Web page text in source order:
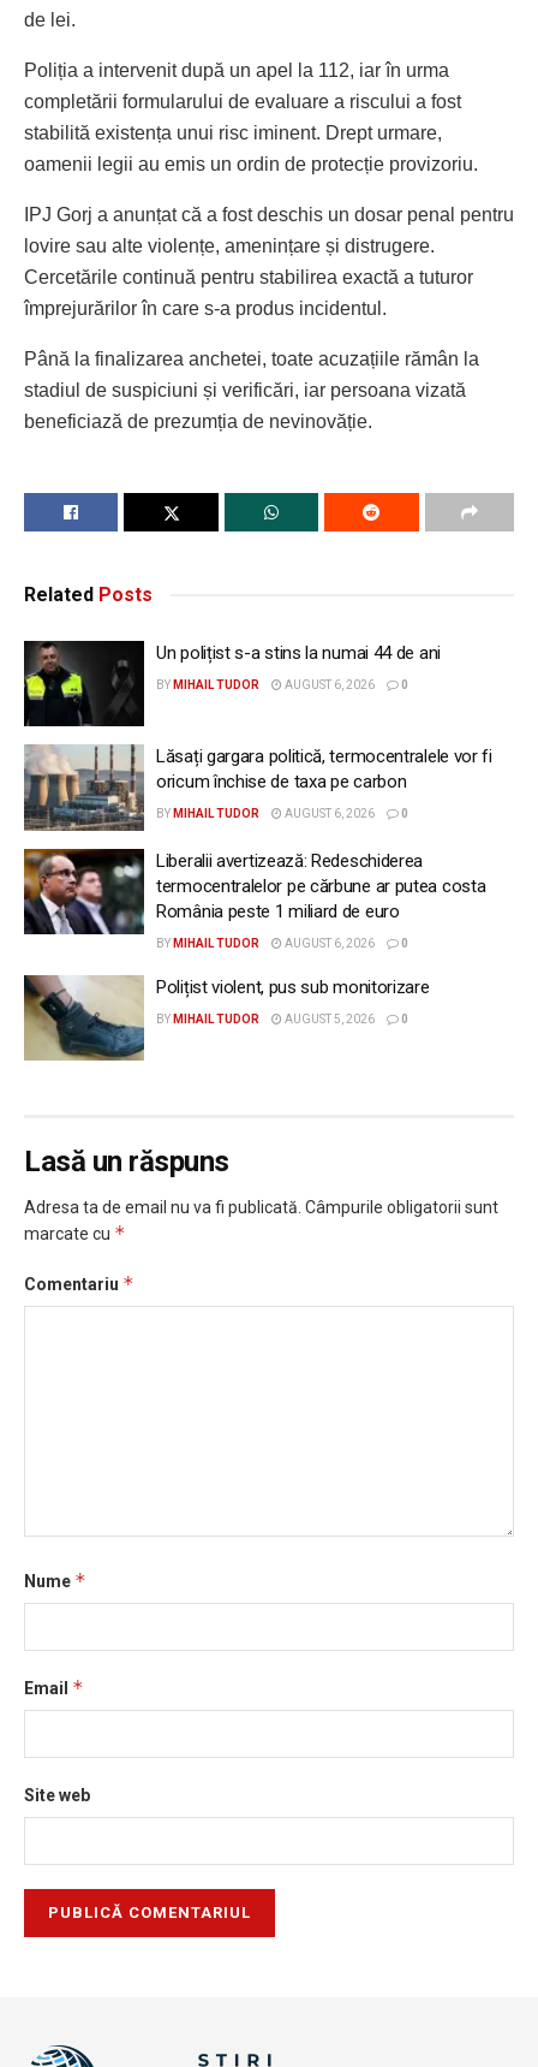
de lei.
Poliția a intervenit după un apel la 112, iar în urma
completării formularului de evaluare a riscului a fost
stabilită existența unui risc iminent. Drept urmare,
oamenii legii au emis un ordin de protecție provizoriu.
IPJ Gorj a anunțat că a fost deschis un dosar penal pentru
lovire sau alte violențe, amenințare și distrugere.
Cercetările continuă pentru stabilirea exactă a tuturor
împrejurărilor în care s-a produs incidentul.
Până la finalizarea anchetei, toate acuzațiile rămân la
stadiul de suspiciuni și verificări, iar persoana vizată
beneficiază de prezumția de nevinovăție.
Related Posts
Un polițist s-a stins la numai 44 de ani
BY MIHAIL TUDOR AUGUST 6, 2026 0
Lăsați gargara politică, termocentralele vor fi
oricum închise de taxa pe carbon
BY MIHAIL TUDOR AUGUST 6, 2026 0
Liberalii avertizează: Redeschiderea
termocentralelor pe cărbune ar putea costa
România peste 1 miliard de euro
BY MIHAIL TUDOR AUGUST 6, 2026 0
Polițist violent, pus sub monitorizare
BY MIHAIL TUDOR AUGUST 5, 2026 0
Lasă un răspuns
Adresa ta de email nu va fi publicată. Câmpurile obligatorii sunt
marcate cu *
Comentariu *
Nume *
Email *
Site web